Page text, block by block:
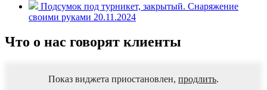
Подсумок под турникет, закрытый. Снаряжение
своими руками 20.11.2024
Что о нас говорят клиенты
Показ виджета приостановлен, продлить.